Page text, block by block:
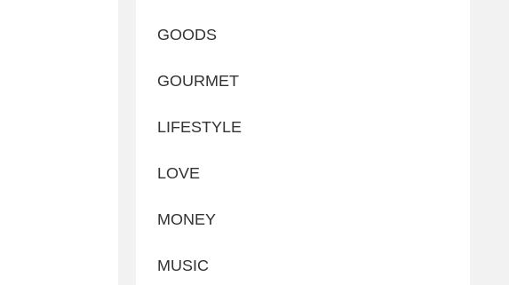
GOODS
GOURMET
LIFESTYLE
LOVE
MONEY
MUSIC